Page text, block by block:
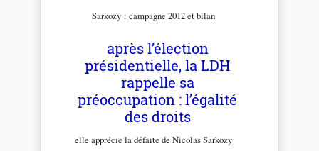
Sarkozy : campagne 2012 et bilan
après l’élection
présidentielle, la LDH
rappelle sa
préoccupation : l’égalité
des droits
elle apprécie la défaite de Nicolas Sarkozy